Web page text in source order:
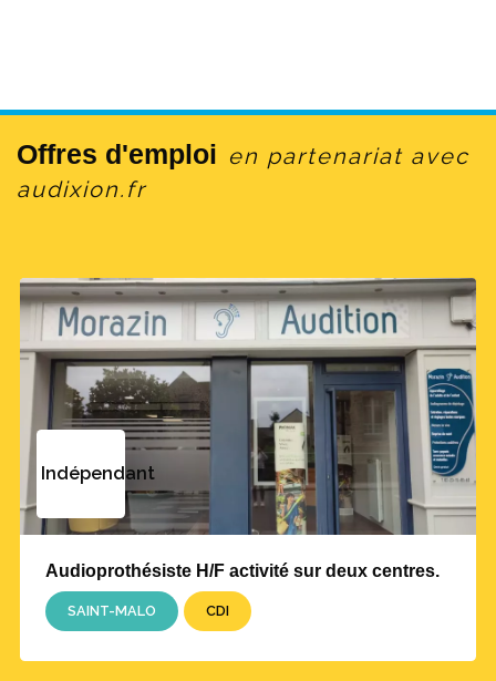
Offres d'emploi en partenariat avec
audixion.fr
Indépendant
Audioprothésiste H/F activité sur deux centres.
SAINT-MALO CDI